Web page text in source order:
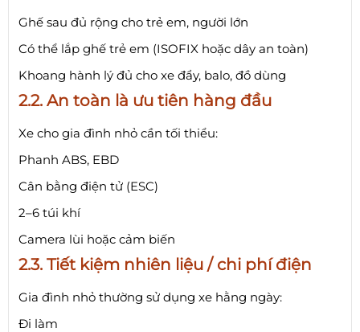
Ghế sau đủ rộng cho trẻ em, người lớn
Có thể lắp ghế trẻ em (ISOFIX hoặc dây an toàn)
Khoang hành lý đủ cho xe đẩy, balo, đồ dùng
2.2. An toàn là ưu tiên hàng đầu
Xe cho gia đình nhỏ cần tối thiểu:
Phanh ABS, EBD
Cân bằng điện tử (ESC)
2–6 túi khí
Camera lùi hoặc cảm biến
2.3. Tiết kiệm nhiên liệu / chi phí điện
Gia đình nhỏ thường sử dụng xe hằng ngày:
Đi làm